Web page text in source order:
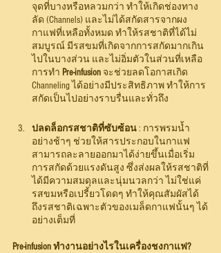
จุดที่บางหรือหลวมกว่า ทำให้เกิดช่องทาง
ลัด (Channels) และไม่ได้สกัดสารจากผง
กาแฟที่เหลือทั้งหมด ทำให้รสชาติที่ได้ไม่
สมบูรณ์ มีรสขมที่เกิดจากการสกัดมากเกิน
ไปในบางส่วน และไม่อิ่มตัวในส่วนที่เหลือ
การทำ Pre-infusion จะช่วยลดโอกาสเกิด
Channeling ได้อย่างมีประสิทธิภาพ ทำให้การ
สกัดเป็นไปอย่างราบรื่นและทั่วถึง
ปลดล็อกรสชาติที่ซับซ้อน : การพรมน้ำ
อย่างช้าๆ ช่วยให้สารประกอบในกาแฟ
สามารถละลายออกมาได้ง่ายขึ้นเมื่อเริ่ม
การสกัดด้วยแรงดันสูง ซึ่งส่งผลให้รสชาติที่
ได้มีความสมดุลและนุ่มนวลกว่า ไม่ใช่แค่
รสขมหรือเปรี้ยวโดดๆ ทำให้คุณสัมผัสได้
ถึงรสชาติเฉพาะตัวของเมล็ดกาแฟนั้นๆ ได้
อย่างเต็มที่
Pre-infusion ทำงานอย่างไรในเครื่องชงกาแฟ?